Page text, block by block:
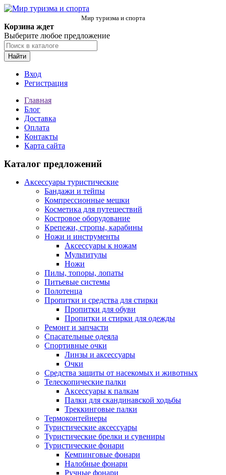
Мир туризма и спорта
Корзина ждет
Выберите любое предложение
Найти
Вход
Регистрация
Главная
Блог
Доставка
Оплата
Контакты
Карта сайта
Каталог предложений
Аксессуары туристические
Бандажи и тейпы
Компрессионные мешки
Косметика для путешествий
Костровое оборудование
Крепежи, стропы, карабины
Ножи и инструменты
Аксессуары к ножам
Мультитулы
Ножи
Пилы, топоры, лопаты
Питьевые системы
Полотенца
Пропитки и средства для стирки
Пропитки для обуви
Пропитки и стирки для одежды
Ремонт и запчасти
Спасательные одеяла
Спортивные очки
Линзы и аксессуары
Очки
Средства защиты от насекомых и животных
Телескопические палки
Аксессуары к палкам
Палки для скандинавской ходьбы
Треккинговые палки
Термоконтейнеры
Туристические аксессуары
Туристические брелки и сувениры
Туристические фонари
Кемпинговые фонари
Налобные фонари
Ручные фонари